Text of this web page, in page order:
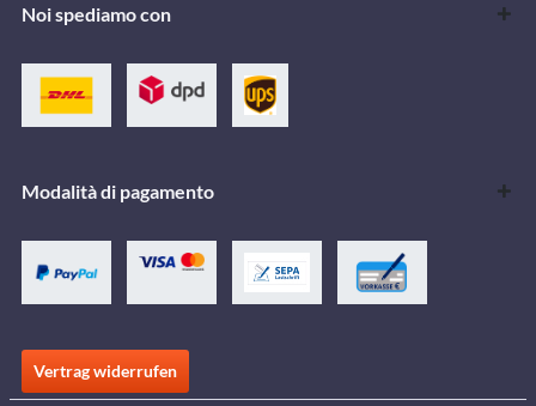
Noi spediamo con
Modalità di pagamento
Vertrag widerrufen